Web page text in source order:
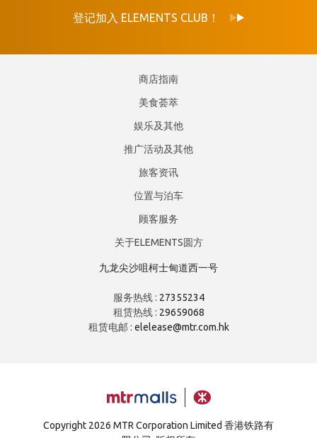
登记加入 ELEMENTS CLUB！
商店指南
美食荟萃
娱乐及其他
推广活动及其他
旅客资讯
位置与泊车
顾客服务
关于ELEMENTS圆方
九龙尖沙咀柯士甸道西一号
服务热线 : 27355234
租赁热线 : 29659068
租赁电邮 : elelease@mtr.com.hk
Copyright 2026 MTR Corporation Limited 香港铁路有